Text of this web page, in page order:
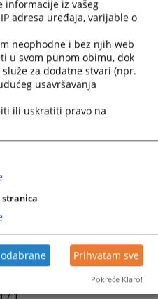
/ 1
iz vašeg
adresa uređaja, varijable o
neophodne i bez njih web
u svom punom obimu, dok
za dodatne stvari (npr.
usavršavanja
ili uskratiti pravo na
Prihvatam sve
Pokreće Klaro!